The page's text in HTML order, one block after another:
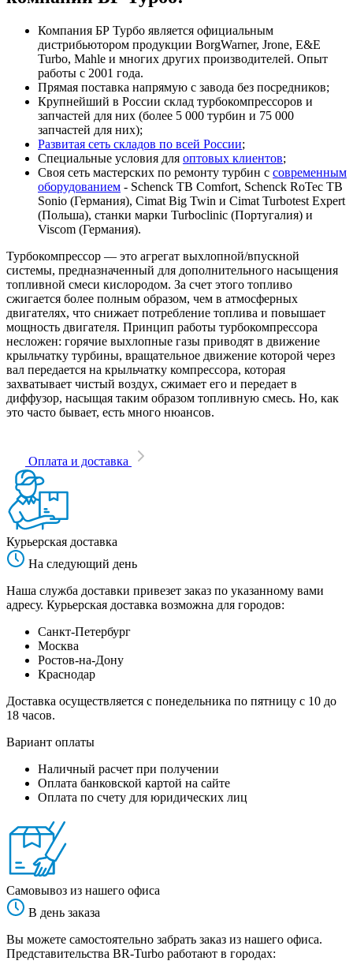
Компания БР Турбо является официальным
дистрибьютором продукции BorgWarner, Jrone, E&E
Turbo, Mahle и многих других производителей. Опыт
работы с 2001 года.
Прямая поставка напрямую с завода без посредников;
Крупнейший в России склад турбокомпрессоров и
запчастей для них (более 5 000 турбин и 75 000
запчастей для них);
Развитая сеть складов по всей России;
Специальные условия для оптовых клиентов;
Своя сеть мастерских по ремонту турбин с современным
оборудованием - Schenck TB Comfort, Schenck RoTec TB
Sonio (Германия), Cimat Big Twin и Cimat Turbotest Expert
(Польша), станки марки Turboclinic (Португалия) и
Viscom (Германия).
Турбокомпрессор — это агрегат выхлопной/впускной
системы, предназначенный для дополнительного насыщения
топливной смеси кислородом. За счет этого топливо
сжигается более полным образом, чем в атмосферных
двигателях, что снижает потребление топлива и повышает
мощность двигателя. Принцип работы турбокомпрессора
несложен: горячие выхлопные газы приводят в движение
крыльчатку турбины, вращательное движение которой через
вал передается на крыльчатку компрессора, которая
захватывает чистый воздух, сжимает его и передает в
диффузор, насыщая таким образом топливную смесь. Но, как
это часто бывает, есть много нюансов.
Оплата и доставка
Курьерская доставка
На следующий день
Наша служба доставки привезет заказ по указанному вами
адресу. Курьерская доставка возможна для городов:
Санкт-Петербург
Москва
Ростов-на-Дону
Краснодар
Доставка осуществляется с понедельника по пятницу с 10 до
18 часов.
Вариант оплаты
Наличный расчет при получении
Оплата банковской картой на сайте
Оплата по счету для юридических лиц
Самовывоз из нашего офиса
В день заказа
Вы можете самостоятельно забрать заказ из нашего офиса.
Представительства BR-Turbo работают в городах: